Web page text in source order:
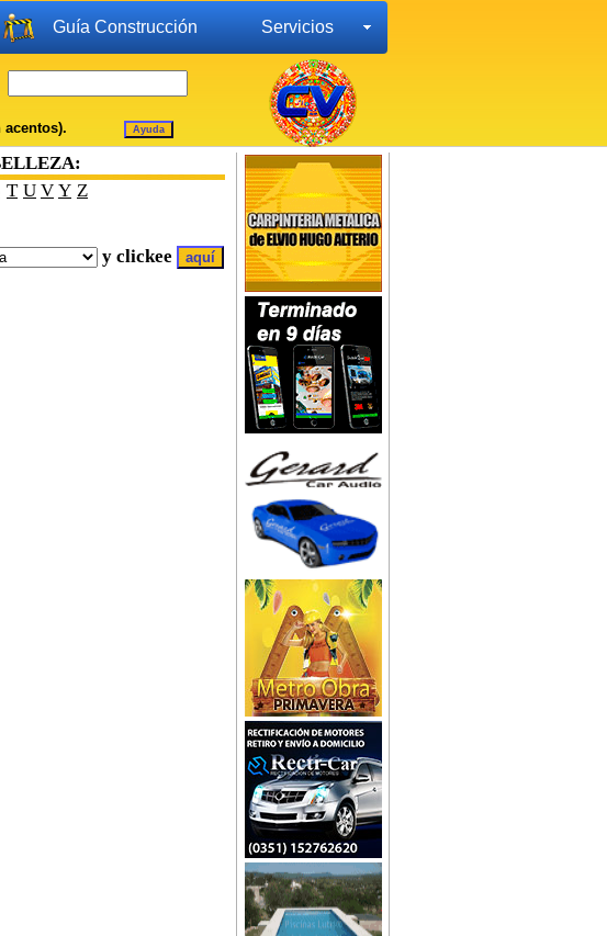
Guía Construcción Servicios
T U V Y Z
y clickee